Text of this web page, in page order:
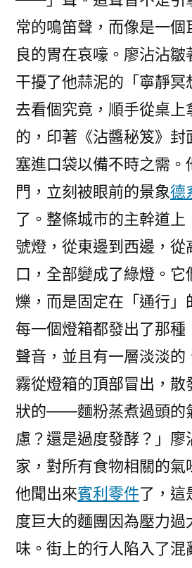
常的鳴笛聲，而像是一個
良的胃在哀嚎。廖沾沾皺
干擾了他蒜泥的「寧靜冥
去看個究竟，順手從桌上
的，印著《沾醬秘笈》封
塞進口袋以備不時之需。
門，立刻被眼前的景象德
了。整條城市的主幹道上
號燈，從東邊到西邊，從
口，全部變成了綠燈。它
爍，而是固定在「通行」
每一個燈箱都發出了那種
聲音，並且有一層淡淡的
霧從燈箱的頂部冒出，散
狀的——麵粉蒸煮過頭的
慮？還是過度發酵？」廖
家，對所有食物相關的氣
他聞出來賓利零件了，這
度巨大的麵團因為壓力過
味。街上的行人陷入了混